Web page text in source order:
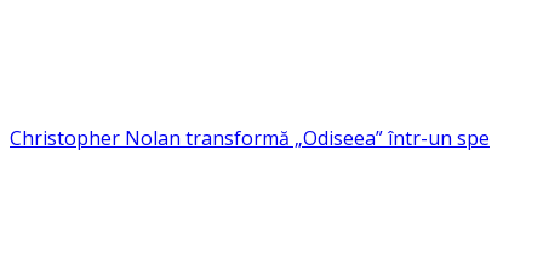
Christopher Nolan transformă „Odiseea” într-un spe